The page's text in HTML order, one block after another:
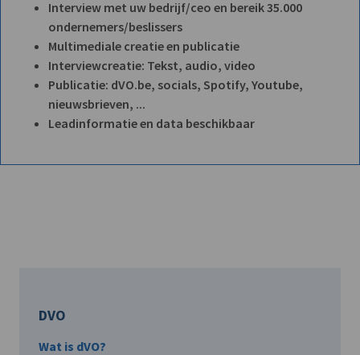
Interview met uw bedrijf/ceo en bereik 35.000
ondernemers/beslissers
Multimediale creatie en publicatie
Interviewcreatie: Tekst, audio, video
Publicatie: dVO.be, socials, Spotify, Youtube,
nieuwsbrieven, ...
Leadinformatie en data beschikbaar
DVO
Wat is dVO?